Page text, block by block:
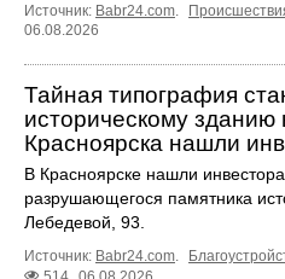
Источник: Babr24.com.
06.08.2026
Тайная типография
историческому зданию
Красноярска нашли
В Красноярске нашли
разрушающегося памятника
Лебедевой, 93.
Источник: Babr24.com.